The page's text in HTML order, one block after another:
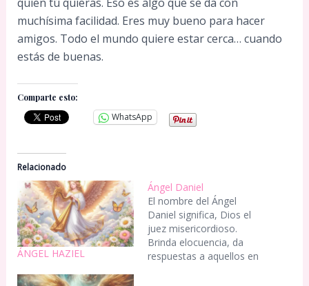
muchísima facilidad. Eres muy bueno para hacer
amigos. Todo el mundo quiere estar cerca… cuando
estás de buenas.
Comparte esto:
WhatsApp
Relacionado
ÁNGEL HAZIEL
Ángel Daniel
El nombre del Ángel
Daniel significa, Dios el
juez misericordioso.
Brinda elocuencia, da
respuestas a aquellos en